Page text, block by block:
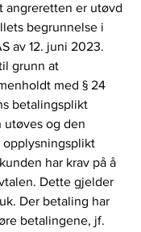
angreretten er utøvd
begrunnelse i
av 12. juni 2023.
grunn at
med § 24
betalingsplikt
utøves og den
har krav på å
Dette gjelder
Der betaling har
betalingene, jf.